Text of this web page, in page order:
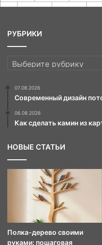
РУБРИКИ
РУБРИКИ
07.08.2026
Современный дизайн
06.08.2026
Как сделать камин из
НОВЫЕ СТАТЬИ
Полка-дерево своими
руками: пошаговая